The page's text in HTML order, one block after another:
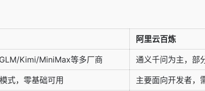
阿里云百炼
Kimi/MiniMax等多厂商 通义千问为主，部
式，零基础可用 主要面向开发者，